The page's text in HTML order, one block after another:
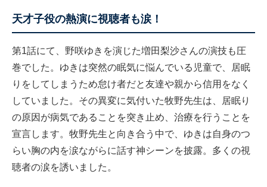
天才子役の熱演に視聴者も涙！
第1話にて、野咲ゆきを演じた増田梨沙さんの演技も圧
巻でした。ゆきは突然の眠気に悩んでいる児童で、居眠
りをしてしまうため怠け者だと友達や親から信用をなく
していました。その異変に気付いた牧野先生は、居眠り
の原因が病気であることを突き止め、治療を行うことを
宣言します。牧野先生と向き合う中で、ゆきは自身のつ
らい胸の内を涙ながらに話す神シーンを披露。多くの視
聴者の涙を誘いました。